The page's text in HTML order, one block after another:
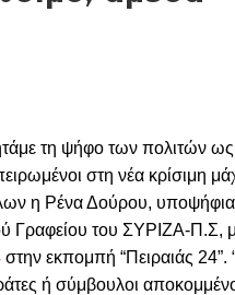
τη ψήφο των πολιτών
στη νέα κρίσιμη
η Ρένα Δούρου, υποψήφια
Γραφείου του ΣΥΡΙΖΑ-Π.Σ,
στην εκπομπή “Πειραιάς
ή σύμβουλοι